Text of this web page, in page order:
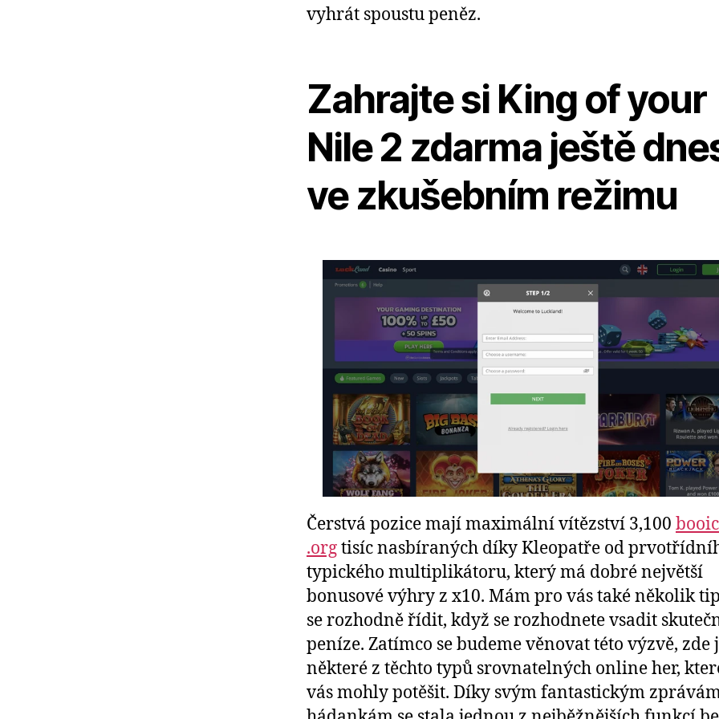
vyhrát spoustu peněz.
Zahrajte si King of your
Nile 2 zdarma ještě
ve zkušebním režimu
Čerstvá pozice mají maximální vítězství 3,100
.orgtisíc nasbíraných díky Kleopatře od
typického multiplikátoru, který má dobré největší
bonusové výhry z x10. Mám pro vás také několik
se rozhodně řídit, když se rozhodnete vsadit
peníze. Zatímco se budeme věnovat této výzvě, zde
některé z těchto typů srovnatelných online her,
vás mohly potěšit. Díky svým fantastickým